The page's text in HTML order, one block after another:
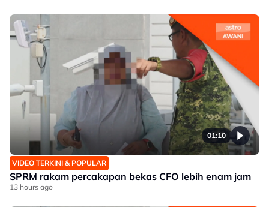
01:10
VIDEO TERKINI & POPULAR
SPRM rakam percakapan bekas CFO lebih enam jam
13 hours ago